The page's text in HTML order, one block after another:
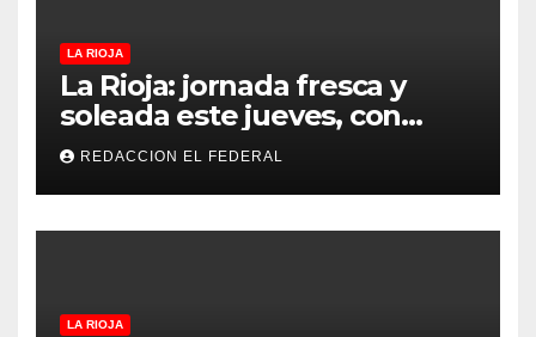
LA RIOJA
La Rioja: jornada fresca y
soleada este jueves, con
temperaturas estables para
el viernes
REDACCION EL FEDERAL
LA RIOJA